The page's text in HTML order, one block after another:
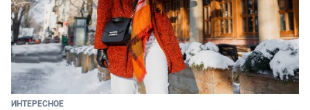
ИНТЕРЕСНОЕ